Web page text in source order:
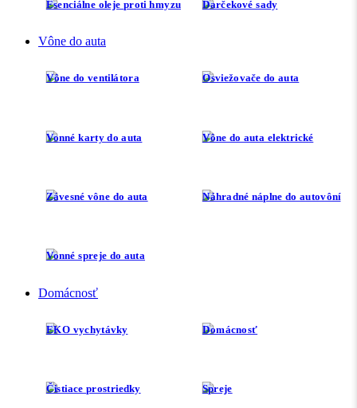
Esenciálne oleje proti hmyzu Darčekové sady
Vône do auta
Vône do ventilátora Osviežovače do auta
Vonné karty do auta Vône do auta elektrické
Závesné vône do auta Náhradné náplne do autovôní
Vonné spreje do auta
Domácnosť
EKO vychytávky Domácnosť
Čistiace prostriedky Spreje